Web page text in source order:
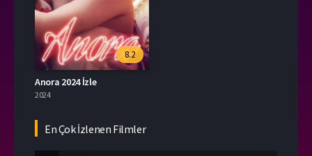
8.2
Anora 2024 İzle
2024
En Çok İzlenen Filmler